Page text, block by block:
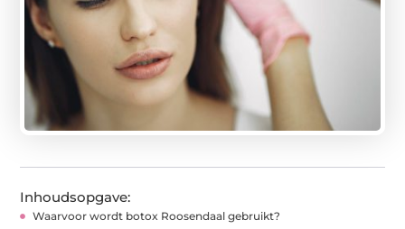
Inhoudsopgave:
Waarvoor wordt botox Roosendaal gebruikt?